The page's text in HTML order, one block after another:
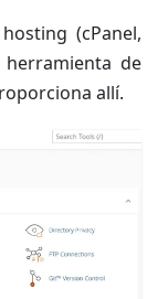
(cPanel,
de
allí.